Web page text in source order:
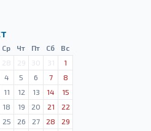
Ср Чт Пт Сб
Вс
28 29 30 31
1
4 5 6 7
8
11 12 13 14
15
18 19 20 21
22
25 26 27 28
29